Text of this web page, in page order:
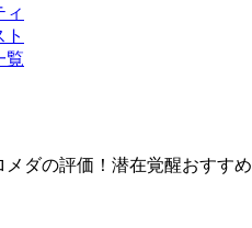
ィ
覧
ダの評価！潜在覚醒おすすめ